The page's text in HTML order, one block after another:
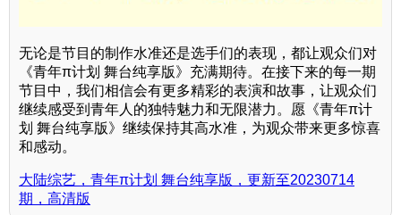
无论是节目的制作水准还是选手们的表现，都让观众们对
《青年π计划 舞台纯享版》充满期待。在接下来的每一期
节目中，我们相信会有更多精彩的表演和故事，让观众们
继续感受到青年人的独特魅力和无限潜力。愿《青年π计
划 舞台纯享版》继续保持其高水准，为观众带来更多惊喜
和感动。
大陆综艺，青年π计划 舞台纯享版，更新至20230714
期，高清版